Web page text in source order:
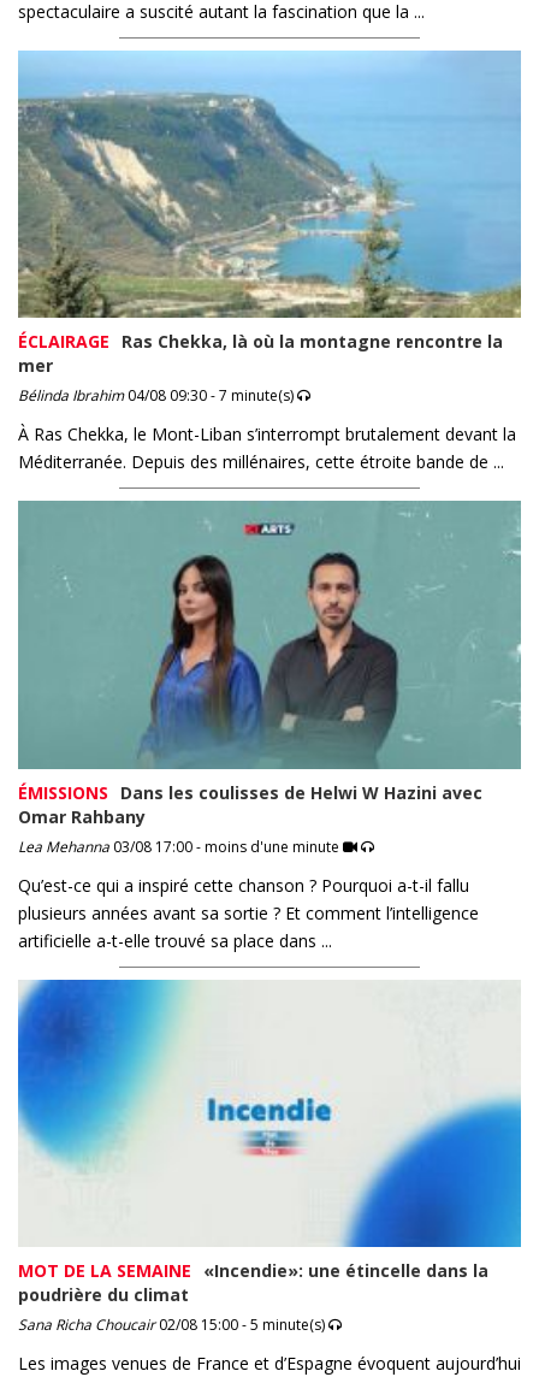
spectaculaire a suscité autant la fascination que la ...
ÉCLAIRAGE
Ras Chekka, là où la montagne rencontre la
mer
Bélinda Ibrahim04/08 09:30 - 7 minute(s)
À Ras Chekka, le Mont-Liban s’interrompt brutalement devant la
Méditerranée. Depuis des millénaires, cette étroite bande de ...
ÉMISSIONS
Dans les coulisses de Helwi W Hazini avec
Omar Rahbany
Lea Mehanna 03/08 17:00 - moins d'une minute
Qu’est-ce qui a inspiré cette chanson ? Pourquoi a-t-il fallu
plusieurs années avant sa sortie ? Et comment l’intelligence
artificielle a-t-elle trouvé sa place dans ...
MOT DE LA SEMAINE
«Incendie»: une étincelle dans la
poudrière du climat
Sana Richa Choucair02/08 15:00 - 5 minute(s)
Les images venues de France et d’Espagne évoquent aujourd’hui